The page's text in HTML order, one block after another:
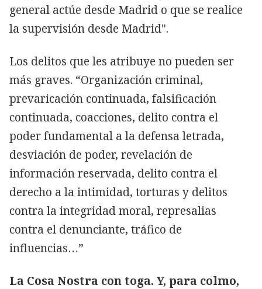
general actúe desde Madrid o que se realice
la supervisión desde Madrid".
Los delitos que les atribuye no pueden ser
más graves. “Organización criminal,
prevaricación continuada, falsificación
continuada, coacciones, delito contra el
poder fundamental a la defensa letrada,
desviación de poder, revelación de
información reservada, delito contra el
derecho a la intimidad, torturas y delitos
contra la integridad moral, represalias
contra el denunciante, tráfico de
influencias…”
La Cosa Nostra con toga. Y, para colmo,